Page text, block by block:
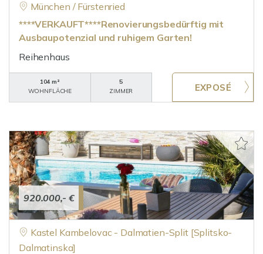
München / Fürstenried
****VERKAUFT****Renovierungsbedürftig mit
Ausbaupotenzial und ruhigem Garten!
Reihenhaus
104 m²
WOHNFLÄCHE
5
ZIMMER
920.000,- €
Kastel Kambelovac - Dalmatien-Split [Splitsko-
Dalmatinska]